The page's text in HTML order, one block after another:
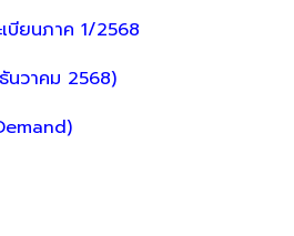
บียนภาค 1/2568
นวาคม 2568)